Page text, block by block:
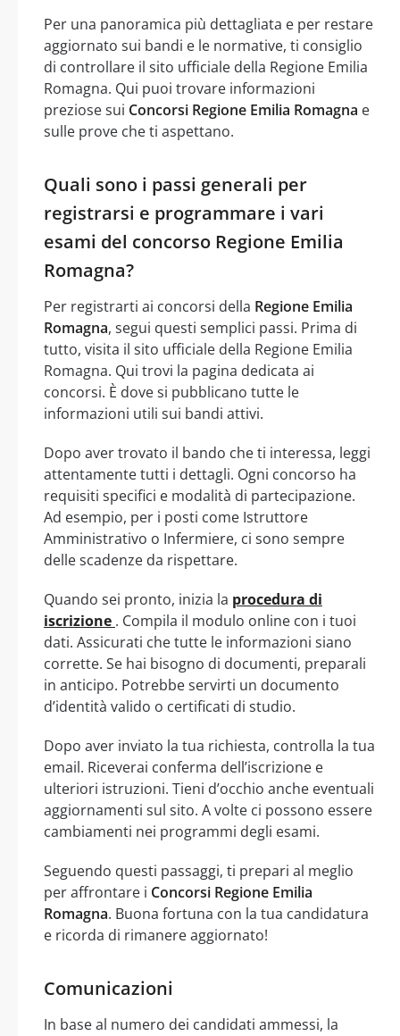
Per una panoramica più dettagliata e per restare
aggiornato sui bandi e le normative, ti consiglio
di controllare il sito ufficiale della Regione Emilia
Romagna. Qui puoi trovare informazioni
preziose sui Concorsi Regione Emilia Romagna e
sulle prove che ti aspettano.
Quali sono i passi generali per
registrarsi e programmare i vari
esami del concorso Regione Emilia
Romagna?
Per registrarti ai concorsi della Regione Emilia
Romagna, segui questi semplici passi. Prima di
tutto, visita il sito ufficiale della Regione Emilia
Romagna. Qui trovi la pagina dedicata ai
concorsi. È dove si pubblicano tutte le
informazioni utili sui bandi attivi.
Dopo aver trovato il bando che ti interessa, leggi
attentamente tutti i dettagli. Ogni concorso ha
requisiti specifici e modalità di partecipazione.
Ad esempio, per i posti come Istruttore
Amministrativo o Infermiere, ci sono sempre
delle scadenze da rispettare.
Quando sei pronto, inizia la procedura di
iscrizione . Compila il modulo online con i tuoi
dati. Assicurati che tutte le informazioni siano
corrette. Se hai bisogno di documenti, preparali
in anticipo. Potrebbe servirti un documento
d’identità valido o certificati di studio.
Dopo aver inviato la tua richiesta, controlla la tua
email. Riceverai conferma dell’iscrizione e
ulteriori istruzioni. Tieni d’occhio anche eventuali
aggiornamenti sul sito. A volte ci possono essere
cambiamenti nei programmi degli esami.
Seguendo questi passaggi, ti prepari al meglio
per affrontare i Concorsi Regione Emilia
Romagna. Buona fortuna con la tua candidatura
e ricorda di rimanere aggiornato!
Comunicazioni
In base al numero dei candidati ammessi, la